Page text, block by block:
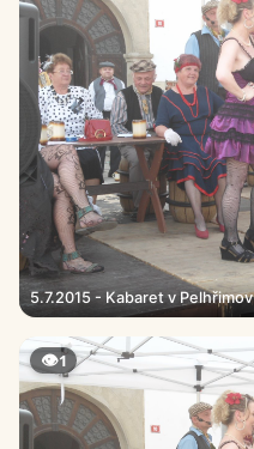
5.7.2015 - Kabaret v Pelhřimov
👁1